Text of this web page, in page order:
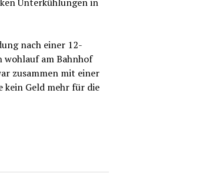
nach einer 12-
wohlauf am Bahnhof
zusammen mit einer
kein Geld mehr für die